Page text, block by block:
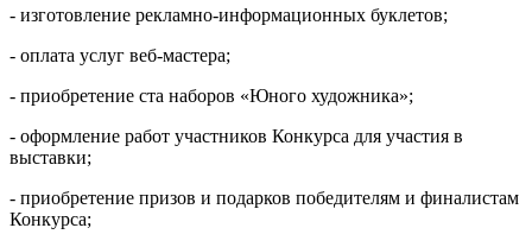
- изготовление рекламно-информационных буклетов;
- оплата услуг веб-мастера;
- приобретение ста наборов «Юного художника»;
- оформление работ участников Конкурса для участия в
выставки;
- приобретение призов и подарков победителям и финалистам
Конкурса;